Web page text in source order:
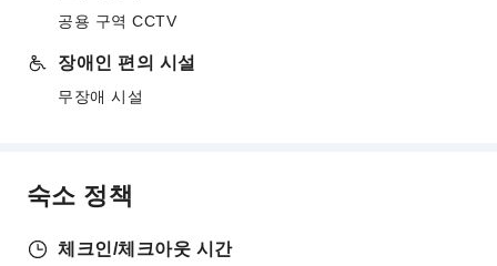
공용 구역 CCTV
장애인 편의 시설
무장애 시설
숙소 정책
체크인/체크아웃 시간